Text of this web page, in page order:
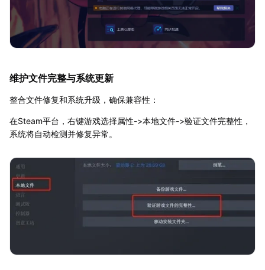
维护文件完整与系统更新
整合文件修复和系统升级，确保兼容性：
在Steam平台，右键游戏选择属性->本地文件->验证文件完整性，
系统将自动检测并修复异常。